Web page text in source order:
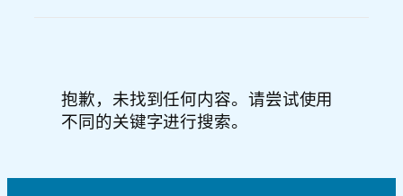
抱歉，未找到任何内容。请尝试使用
不同的关键字进行搜索。